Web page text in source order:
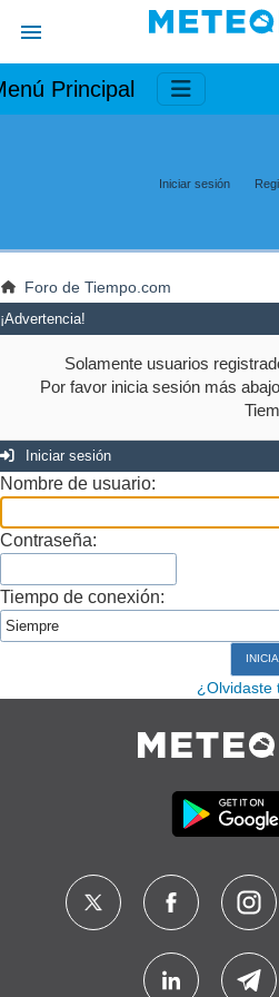
Principal
Iniciar sesión
Foro de Tiempo.com
¡Advertencia!
Solamente usuarios
Por favor inicia sesión más
Iniciar sesión
Nombre de usuario:
Contraseña:
Tiempo de conexión:
¿Olvidaste